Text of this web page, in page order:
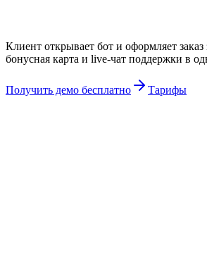
Клиент открывает бот и оформляет
бонусная карта и live-чат поддержки в
Получить демо бесплатно Тарифы